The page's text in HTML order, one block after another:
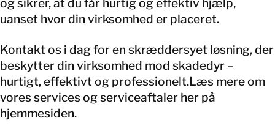
uanset hvor din virksomhed er placeret.
Kontakt os i dag for en skræddersyet løsning, der
beskytter din virksomhed mod skadedyr –
hurtigt, effektivt og professionelt.Læs mere om
vores services og serviceaftaler her på
hjemmesiden.